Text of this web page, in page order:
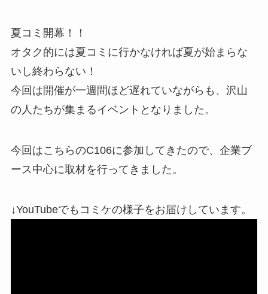
夏コミ開幕！！
オタク的には夏コミに行かなければ夏が始まらな
いし終わらない！
今回は開催が一週間ほど遅れていながらも、沢山
の人たちが集まるイベントとなりました。
今回はこちらのC106に参加してきたので、企業ブ
ース中心に取材を行ってきました。
↓YouTubeでもコミケの様子をお届けしています。